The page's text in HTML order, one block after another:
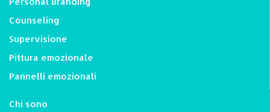
Counseling
Supervisione
Pittura emozionale
Pannelli emozionali
Chi sono